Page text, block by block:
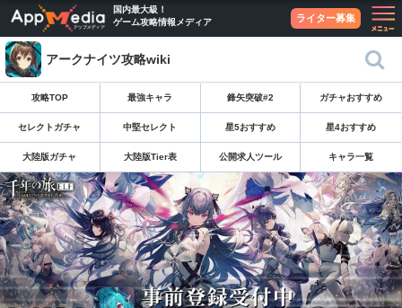
国内最大級！
ゲーム攻略情報メディア
ライター募集
アークナイツ攻略wiki
攻略TOP 最強キャラ 鋒矢突破#2 ガチャおすすめ
セレクトガチャ 中堅セレクト 星5おすすめ 星4おすすめ
大陸版ガチャ 大陸版Tier表 公開求人ツール キャラ一覧